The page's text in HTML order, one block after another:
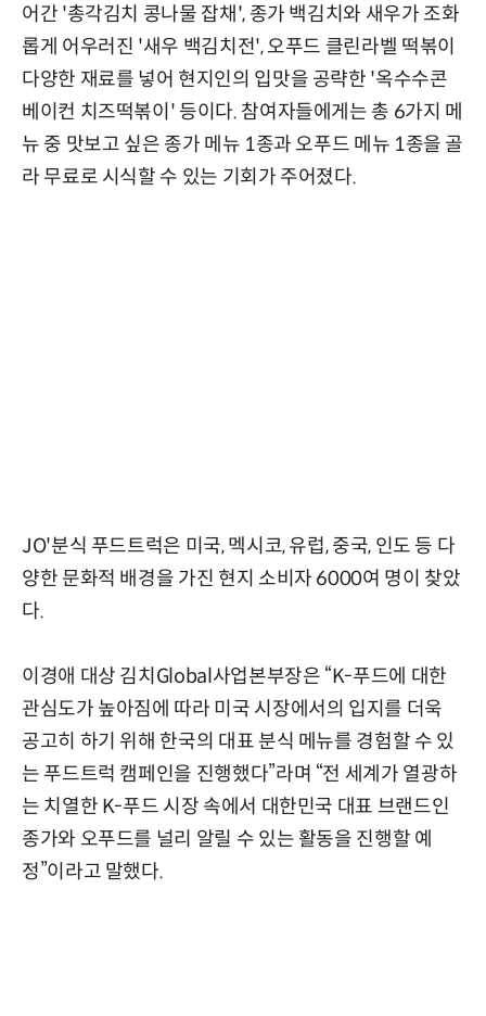
어간 '총각김치 콩나물 잡채', 종가 백김치와 새우가 조화
롭게 어우러진 '새우 백김치전', 오푸드 클린라벨 떡볶이
다양한 재료를 넣어 현지인의 입맛을 공략한 '옥수수콘
베이컨 치즈떡볶이' 등이다. 참여자들에게는 총 6가지 메
뉴 중 맛보고 싶은 종가 메뉴 1종과 오푸드 메뉴 1종을 골
라 무료로 시식할 수 있는 기회가 주어졌다.
JO'분식 푸드트럭은 미국, 멕시코, 유럽, 중국, 인도 등 다
양한 문화적 배경을 가진 현지 소비자 6000여 명이 찾았
다.
이경애 대상 김치Global사업본부장은 “K-푸드에 대한
관심도가 높아짐에 따라 미국 시장에서의 입지를 더욱
공고히 하기 위해 한국의 대표 분식 메뉴를 경험할 수 있
는 푸드트럭 캠페인을 진행했다”라며 “전 세계가 열광하
는 치열한 K-푸드 시장 속에서 대한민국 대표 브랜드인
종가와 오푸드를 널리 알릴 수 있는 활동을 진행할 예
정”이라고 말했다.